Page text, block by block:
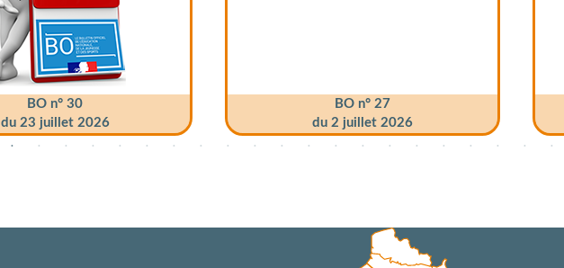
BO n° 30
du 23 juillet 2026
BO n° 27
du 2 juillet 2026